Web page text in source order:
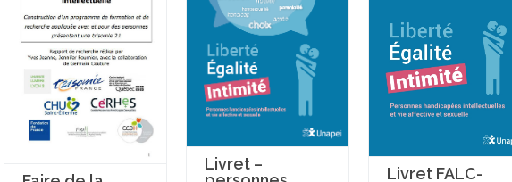
Livret –
Livret FALC-